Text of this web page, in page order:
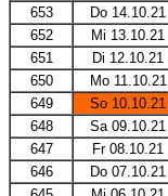
653
Do 14.10.21
652
Mi 13.10.21
651
Di 12.10.21
650
Mo 11.10.21
649
So 10.10.21
648
Sa 09.10.21
647
Fr 08.10.21
646
Do 07.10.21